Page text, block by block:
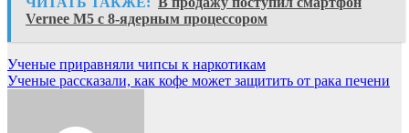
Vernee M5 с 8-ядерным процессором
Навигация
по
Ученые приравняли чипсы к наркотикам
Ученые рассказали, как кофе может защитить от рака печени